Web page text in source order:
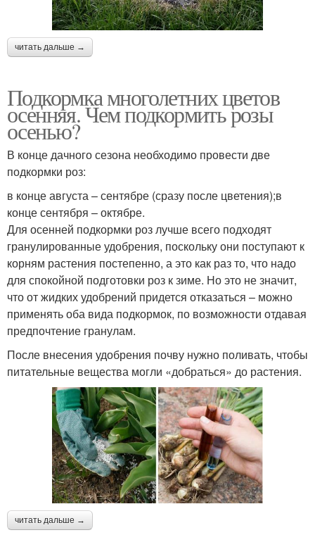
читать дальше →
Подкормка многолетних цветов
осенняя. Чем подкормить розы
осенью?
В конце дачного сезона необходимо провести две
подкормки роз:
в конце августа – сентябре (сразу после цветения);в
конце сентября – октябре.
Для осенней подкормки роз лучше всего подходят
гранулированные удобрения, поскольку они поступают к
корням растения постепенно, а это как раз то, что надо
для спокойной подготовки роз к зиме. Но это не значит,
что от жидких удобрений придется отказаться – можно
применять оба вида подкормок, по возможности отдавая
предпочтение гранулам.
После внесения удобрения почву нужно поливать, чтобы
питательные вещества могли «добраться» до растения.
читать дальше →